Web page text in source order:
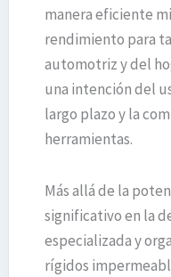
manera eficiente
rendimiento para
automotriz y del
una intención del
largo plazo y la
herramientas.
Más allá de la
significativo en la
especializada y
rígidos